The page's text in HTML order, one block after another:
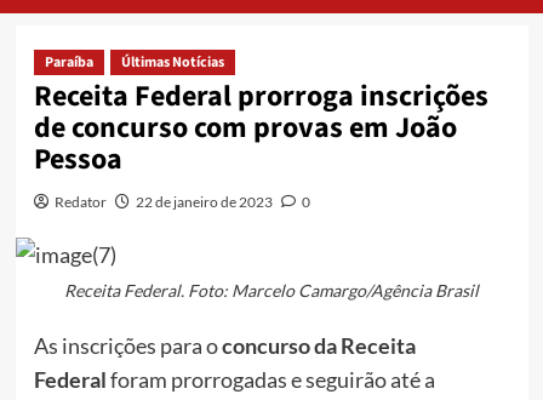
Paraíba Últimas Notícias
Receita Federal prorroga inscrições
de concurso com provas em João
Pessoa
Redator 22 de janeiro de 2023 0
Receita Federal. Foto: Marcelo Camargo/Agência Brasil
As inscrições para oconcurso da Receita
Federalforam prorrogadas e seguirão até a